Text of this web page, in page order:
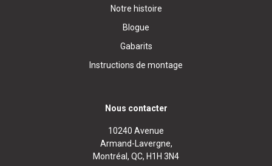
Notre histoire
Blogue
Gabarits
Instructions de montage
Nous contacter
10240 Avenue
Armand-Lavergne,
Montréal, QC, H1H 3N4